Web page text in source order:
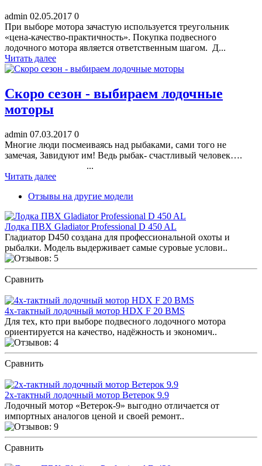
admin 02.05.2017 0
При выборе мотора зачастую используется треугольник
«цена-качество-практичность». Покупка подвесного
лодочного мотора является ответственным шагом. Д...
Читать далее
Скоро сезон - выбираем лодочные
моторы
admin 07.03.2017 0
Многие люди посмеиваясь над рыбаками, сами того не
замечая, Завидуют им! Ведь рыбак- счастливый человек….
...
Читать далее
Отзывы на другие модели
Лодка ПВХ Gladiator Professional D 450 AL
Гладиатор D450 создана для профессиональной охоты и
рыбалки. Модель выдерживает самые суровые услови..
Сравнить
4х-тактный лодочный мотор HDX F 20 BMS
Для тех, кто при выборе подвесного лодочного мотора
ориентируется на качество, надёжность и экономич..
Сравнить
2х-тактный лодочный мотор Ветерок 9.9
Лодочный мотор «Ветерок-9» выгодно отличается от
импортных аналогов ценой и своей ремонт..
Сравнить